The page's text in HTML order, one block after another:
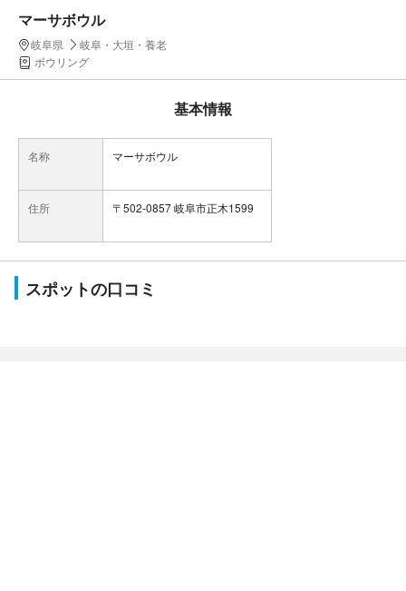
マーサボウル
岐阜県
岐阜・大垣・養老
ボウリング
基本情報
名称 マーサボウル
住所 〒502-0857 岐阜市正木1599
スポットの口コミ